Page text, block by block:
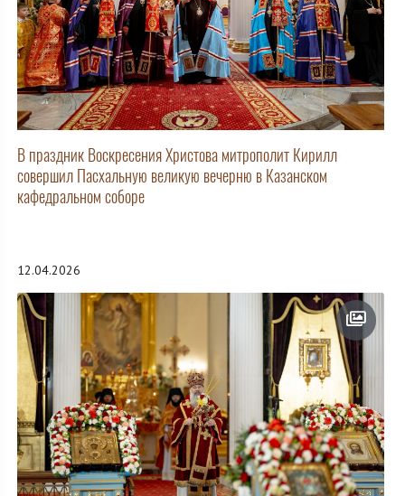
В праздник Воскресения Христова митрополит Кирилл
совершил Пасхальную великую вечерню в Казанском
кафедральном соборе
12.04.2026